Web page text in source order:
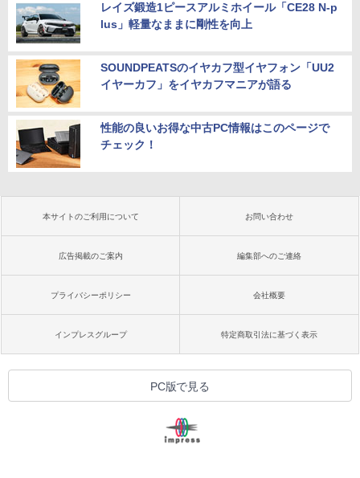
レイズ鍛造1ピースアルミホイール「CE28 N-p
lus」軽量なままに剛性を向上
SOUNDPEATSのイヤカフ型イヤフォン「UU2
イヤーカフ」をイヤカフマニアが語る
性能の良いお得な中古PC情報はこのページで
チェック！
本サイトのご利用について お問い合わせ
広告掲載のご案内 編集部へのご連絡
プライバシーポリシー 会社概要
インプレスグループ 特定商取引法に基づく表示
PC版で見る